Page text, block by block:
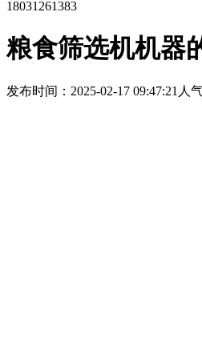
18031261383
粮食筛选机机器
发布时间：2025-02-17 09:47:21 人